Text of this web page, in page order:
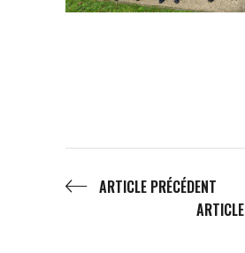
ARTICLE PRÉCÉDENT